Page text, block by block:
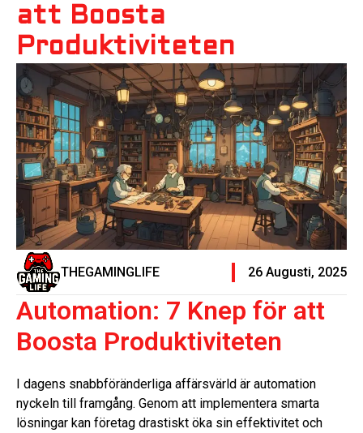
att Boosta
Produktiviteten
THEGAMINGLIFE 26 Augusti, 2025
Automation: 7 Knep för att
Boosta Produktiviteten
I dagens snabbföränderliga affärsvärld är automation
nyckeln till framgång. Genom att implementera smarta
lösningar kan företag drastiskt öka sin effektivitet och